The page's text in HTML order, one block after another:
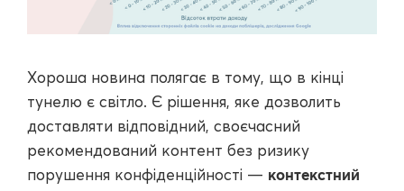
Хороша новина полягає в тому, що в кінці
тунелю є світло. Є рішення, яке дозволить
доставляти відповідний, своєчасний
рекомендований контент без ризику
порушення конфіденційності — контекстний